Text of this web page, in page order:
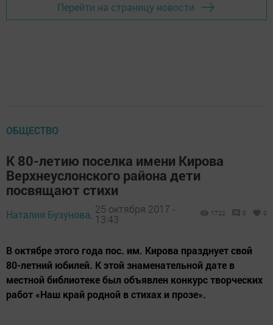
Перейти на страницу новости
ОБЩЕСТВО
К 80-летию поселка имени Кирова
Верхнеуслонского района дети
посвящают стихи
Наталия Бузунова, 25 октября 2017 -
13:43
1722 0 0
В октябре этого года пос. им. Кирова празднует свой
80-летний юбилей. К этой знаменательной дате в
местной библиотеке был объявлен конкурс творческих
работ «Наш край родной в стихах и прозе».